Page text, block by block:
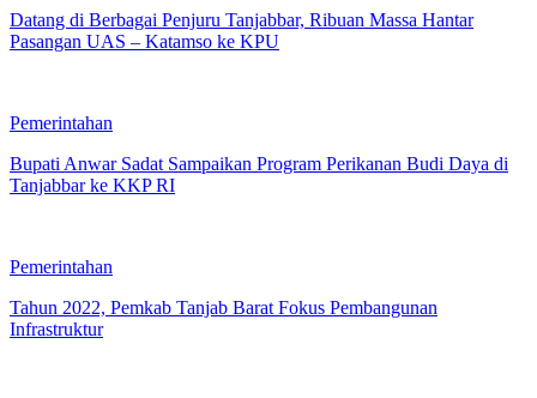
Datang di Berbagai Penjuru Tanjabbar, Ribuan Massa Hantar
Pasangan UAS – Katamso ke KPU
Pemerintahan
Bupati Anwar Sadat Sampaikan Program Perikanan Budi Daya di
Tanjabbar ke KKP RI
Pemerintahan
Tahun 2022, Pemkab Tanjab Barat Fokus Pembangunan
Infrastruktur